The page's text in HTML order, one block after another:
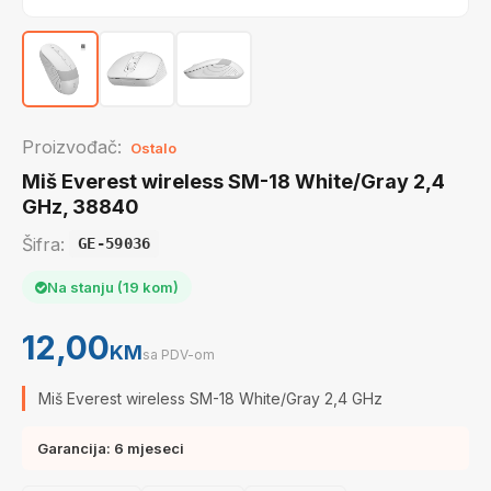
Proizvođač: Ostalo
Miš Everest wireless SM-18 White/Gray 2,4
GHz, 38840
Šifra: GE-59036
Na stanju (19 kom)
12,00KMsa PDV-om
Miš Everest wireless SM-18 White/Gray 2,4 GHz
Garancija: 6 mjeseci